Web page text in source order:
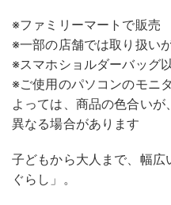
※ファミリーマートで販売
※一部の店舗では取り扱い
※スマホショルダーバッグ
※ご使用のパソコンのモニ
よっては、商品の色合い
異なる場合があります
子どもから大人まで、幅広
ぐらし」。